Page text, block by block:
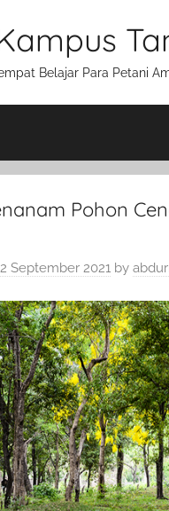
Belajar Para Petani
Pohon
September 2021 by